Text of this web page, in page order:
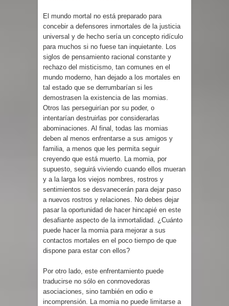
El mundo mortal no está preparado para
concebir a defensores inmortales de la justicia
universal y de hecho sería un concepto ridículo
para muchos si no fuese tan inquietante. Los
siglos de pensamiento racional constante y
rechazo del misticismo, tan comunes en el
mundo moderno, han dejado a los mortales en
tal estado que se derrumbarían si les
demostrasen la existencia de las momias.
Otros las perseguirían por su poder, o
intentarían destruirlas por considerarlas
abominaciones. Al final, todas las momias
deben al menos enfrentarse a sus amigos y
familia, a menos que les permita seguir
creyendo que está muerto. La momia, por
supuesto, seguirá viviendo cuando ellos mueran
y a la larga los viejos nombres, rostros y
sentimientos se desvanecerán para dejar paso
a nuevos rostros y relaciones. No debes dejar
pasar la oportunidad de hacer hincapié en este
desafiante aspecto de la inmortalidad. ¿Cuánto
puede hacer la momia para mejorar a sus
contactos mortales en el poco tiempo de que
dispone para estar con ellos?
Por otro lado, este enfrentamiento puede
traducirse no sólo en conmovedoras
asociaciones, sino también en odio e
incomprensión. La momia no puede limitarse a